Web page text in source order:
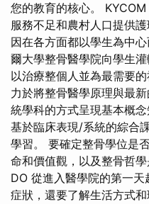
您的教育的核心。
服務不足和農村人口提供
因在各方面都以學生為中
爾大學整骨醫學院向學生
以治療整個人並為最需要
力於將整骨醫學原理與最
統學科的方式呈現基本概
基於臨床表現/系統的綜合
學習。 要確定整骨學位是
命和價值觀，以及整骨哲
DO 從進入醫學院的第一
症狀，還要了解生活方式和